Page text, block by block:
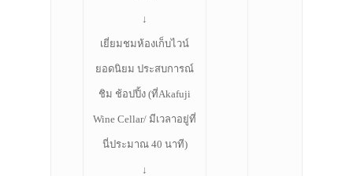
↓
เยี่ยมชมห้องเก็บไวน์
ยอดนิยม ประสบการณ์
ชิม ช้อปปิ้ง (ที่Akafuji
Wine Cellar/ มีเวลาอยู่ที่
นี่ประมาณ 40 นาที)
↓